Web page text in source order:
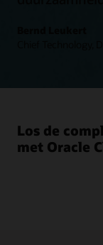
Los de
met Oracle